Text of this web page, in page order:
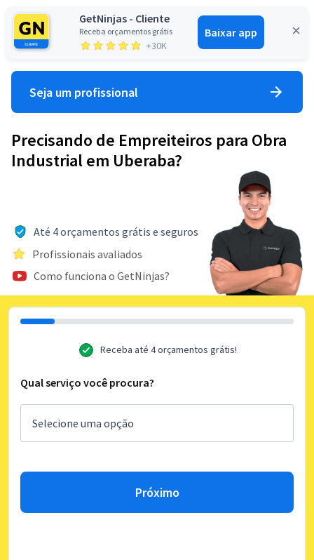
GetNinjas - Cliente
Receba orçamentos grátis
+30K
Baixar app
Entrar
Seja um profissional
Precisando de Empreiteiros para Obra
Industrial em Uberaba?
Até 4 orçamentos grátis e seguros
Profissionais avaliados
Como funciona o GetNinjas?
Receba até 4 orçamentos grátis!
Qual serviço você procura?
Próximo